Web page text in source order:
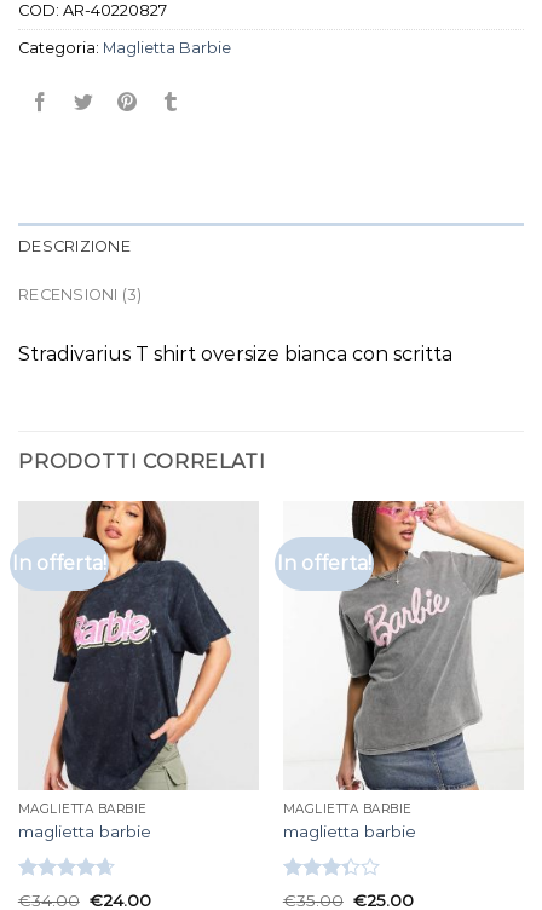
COD: AR-40220827
Categoria: Maglietta Barbie
DESCRIZIONE
RECENSIONI (3)
Stradivarius T shirt oversize bianca con scritta
PRODOTTI CORRELATI
In offerta!
MAGLIETTA BARBIE
maglietta barbie
Valutato
€34.00 €24.00
In offerta!
MAGLIETTA BARBIE
maglietta barbie
Valutato
€35.00 €25.00